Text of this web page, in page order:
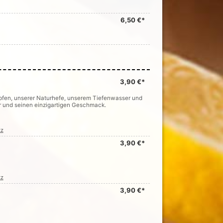
6,50 €*
3,90 €*
unserer Naturhefe, unserem Tiefenwasser und
seinen einzigartigen Geschmack.
3,90 €*
3,90 €*